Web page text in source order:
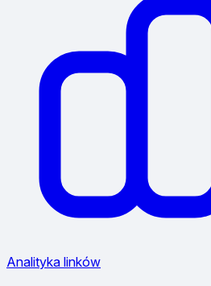
Analityka linków